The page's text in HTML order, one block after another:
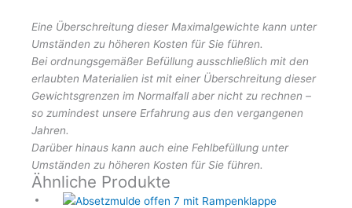
Eine Überschreitung dieser Maximalgewichte kann unter
Umständen zu höheren Kosten für Sie führen.
Bei ordnungsgemäßer Befüllung ausschließlich mit den
erlaubten Materialien ist mit einer Überschreitung dieser
Gewichtsgrenzen im Normalfall aber nicht zu rechnen –
so zumindest unsere Erfahrung aus den vergangenen
Jahren.
Darüber hinaus kann auch eine Fehlbefüllung unter
Umständen zu höheren Kosten für Sie führen.
Ähnliche Produkte